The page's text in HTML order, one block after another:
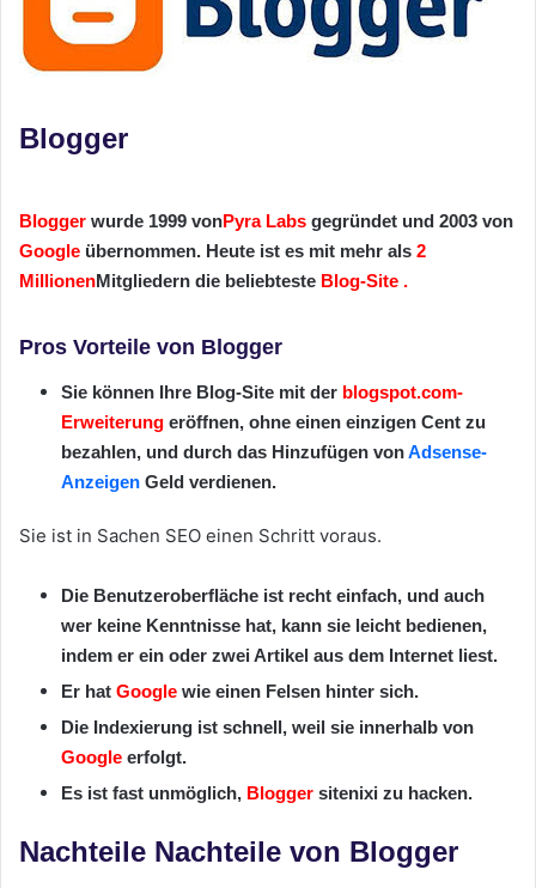
Blogger
Blogger wurde 1999 vonPyra Labs gegründet und 2003 von
Google übernommen. Heute ist es mit mehr als 2
MillionenMitgliedern die beliebteste Blog-Site .
Pros Vorteile von Blogger
Sie können Ihre Blog-Site mit der blogspot.com-
Erweiterung eröffnen, ohne einen einzigen Cent zu
bezahlen, und durch das Hinzufügen vonAdsense-
Anzeigen Geld verdienen.
Sie ist in Sachen SEO einen Schritt voraus.
Die Benutzeroberfläche ist recht einfach, und auch
wer keine Kenntnisse hat, kann sie leicht bedienen,
indem er ein oder zwei Artikel aus dem Internet liest.
Er hat Google wie einen Felsen hinter sich.
Die Indexierung ist schnell, weil sie innerhalb von
Google erfolgt.
Es ist fast unmöglich, Blogger sitenixi zu hacken.
Nachteile Nachteile von Blogger